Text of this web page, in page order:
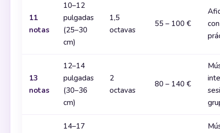
11
notas
10–12
pulgadas
(25–30
cm)
1,5
octavas
55 – 100 €
13
notas
12–14
pulgadas
(30–36
cm)
2
octavas
80 – 140 €
14–17